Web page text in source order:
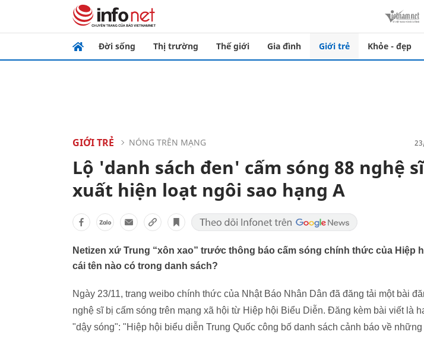
Đời sống Thị trường Thế giới Gia đình Giới trẻ Khỏe - đẹp
GIỚI TRẺ NÓNG TRÊN MẠNG
Lộ 'danh sách đen' cấm sóng 88 nghệ
xuất hiện loạt ngôi sao hạng A
Netizen xứ Trung “xôn xao” trước thông báo cấm sóng chính thức của Hiệp
cái tên nào có trong danh sách?
Ngày 23/11, trang weibo chính thức của Nhật Báo Nhân Dân đã đăng tải một bài
nghệ sĩ bị cấm sóng trên mạng xã hội từ Hiệp hội Biểu Diễn. Đăng kèm bài viết là
"dậy sóng": "Hiệp hội biểu diễn Trung Quốc công bố danh sách cảnh báo về